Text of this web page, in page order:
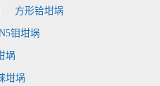
方形铪坩埚
钼坩埚
埚
坩埚